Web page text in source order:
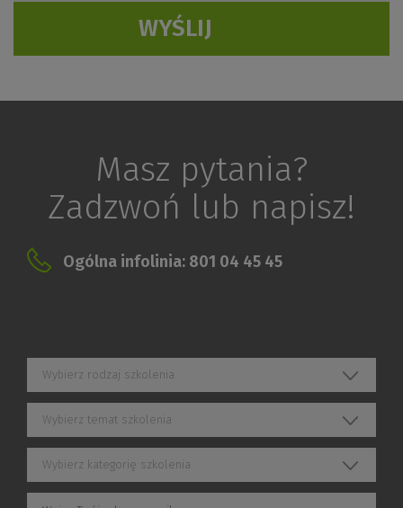
Masz pytania?
Zadzwoń lub napisz!
Ogólna infolinia: 801 04 45 45
Wybierz rodzaj szkolenia
Wybierz temat szkolenia
Wybierz kategorię szkolenia